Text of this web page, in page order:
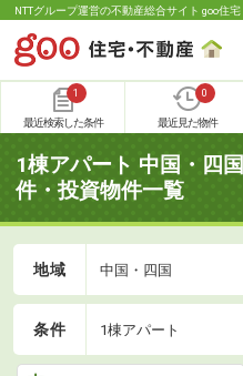
NTTグループ運営の不動産総合サイト goo住
1
最近検索した条件
0
最近見た物件
1棟アパート 中国・四
件・投資物件一覧
地域 中国・四国
条件 1棟アパート